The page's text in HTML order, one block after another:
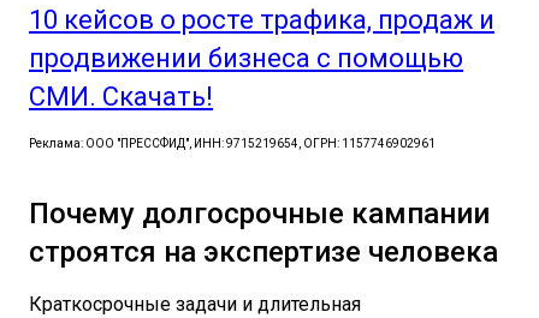
10 кейсов о росте трафика, продаж и
продвижении бизнеса с помощью
СМИ. Скачать!
Реклама: ООО "ПРЕССФИД", ИНН: 9715219654, ОГРН: 1157746902961
Почему долгосрочные кампании
строятся на экспертизе человека
Краткосрочные задачи и длительная